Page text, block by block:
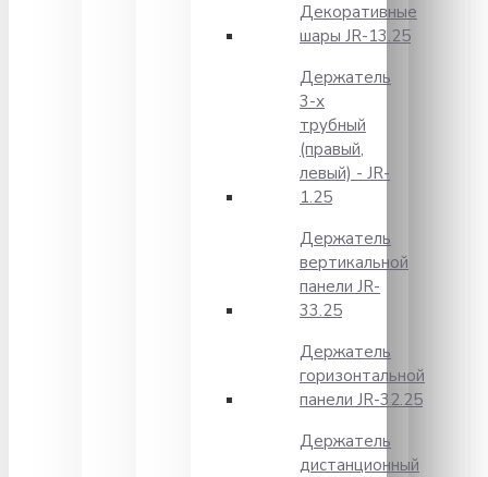
Декоративные
шары JR-13.25
Держатель
3-х
трубный
(правый,
левый) - JR-
1.25
Держатель
вертикальной
панели JR-
33.25
Держатель
горизонтальной
панели JR-32.25
Держатель
дистанционный